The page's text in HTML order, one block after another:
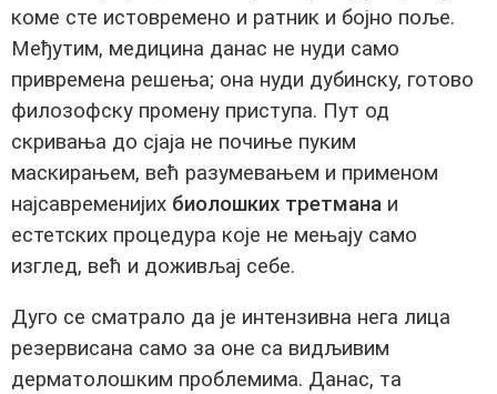
коме сте истовремено и ратник и бојно поље.
Међутим, медицина данас не нуди само
привремена решења; она нуди дубинску, готово
филозофску промену приступа. Пут од
скривања до сјаја не почиње пуким
маскирањем, већ разумевањем и применом
најсавременијих биолошких третмана и
естетских процедура које не мењају само
изглед, већ и доживљај себе.
Дуго се сматрало да је интензивна нега лица
резервисана само за оне са видљивим
дерматолошким проблемима. Данас, та